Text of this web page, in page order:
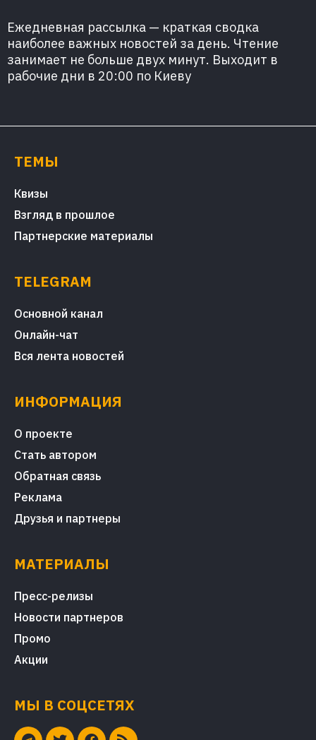
Ежедневная рассылка — краткая сводка
наиболее важных новостей за день. Чтение
занимает не больше двух минут. Выходит в
рабочие дни в 20:00 по Киеву
ТЕМЫ
Квизы
Взгляд в прошлое
Партнерские материалы
TELEGRAM
Основной канал
Онлайн-чат
Вся лента новостей
ИНФОРМАЦИЯ
О проекте
Стать автором
Обратная связь
Реклама
Друзья и партнеры
МАТЕРИАЛЫ
Пресс-релизы
Новости партнеров
Промо
Акции
МЫ В СОЦСЕТЯХ